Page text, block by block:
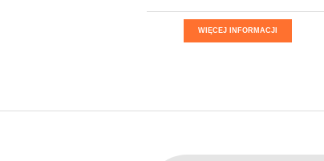
WIĘCEJ INFORMACJI